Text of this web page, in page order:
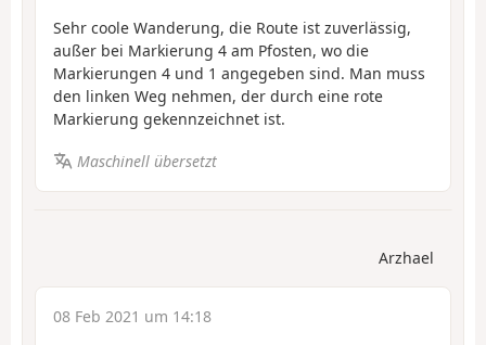
Sehr coole Wanderung, die Route ist zuverlässig,
außer bei Markierung 4 am Pfosten, wo die
Markierungen 4 und 1 angegeben sind. Man muss
den linken Weg nehmen, der durch eine rote
Markierung gekennzeichnet ist.
Maschinell übersetzt
Arzhael
08 Feb 2021 um 14:18